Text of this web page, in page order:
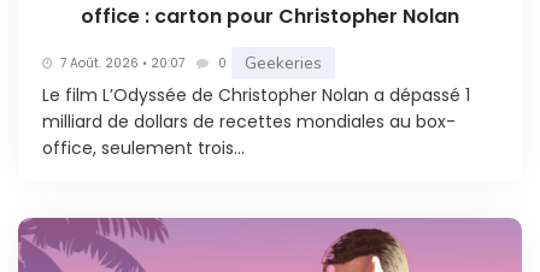
office : carton pour Christopher Nolan
7 Août. 2026 • 20:07 0 Geekeries
Le film L’Odyssée de Christopher Nolan a dépassé 1
milliard de dollars de recettes mondiales au box-
office, seulement trois...